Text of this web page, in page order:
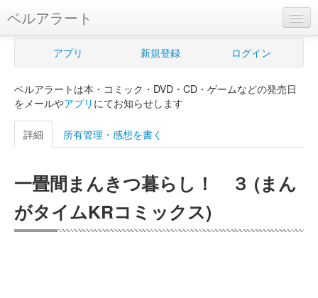
ベルアラート
ベルアラートとは
新規登録
ログイン
購入管理
Myシェルフ
アプリ 新規登録 ログイン
ベルアラートは本・コミック・DVD・CD・ゲームなどの発売日
をメールやアプリ にてお知らせします
詳細 所有管理・感想を書く
一畳間まんきつ暮らし！ ３ (まん
がタイムKRコミックス)